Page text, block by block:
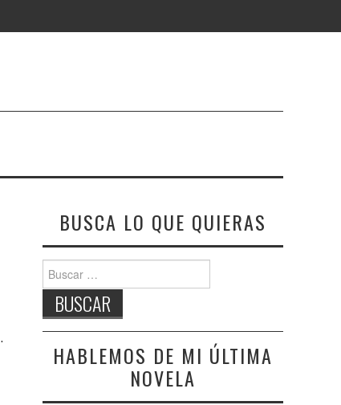
.
BUSCA LO QUE QUIERAS
Buscar:
HABLEMOS DE MI ÚLTIMA
NOVELA